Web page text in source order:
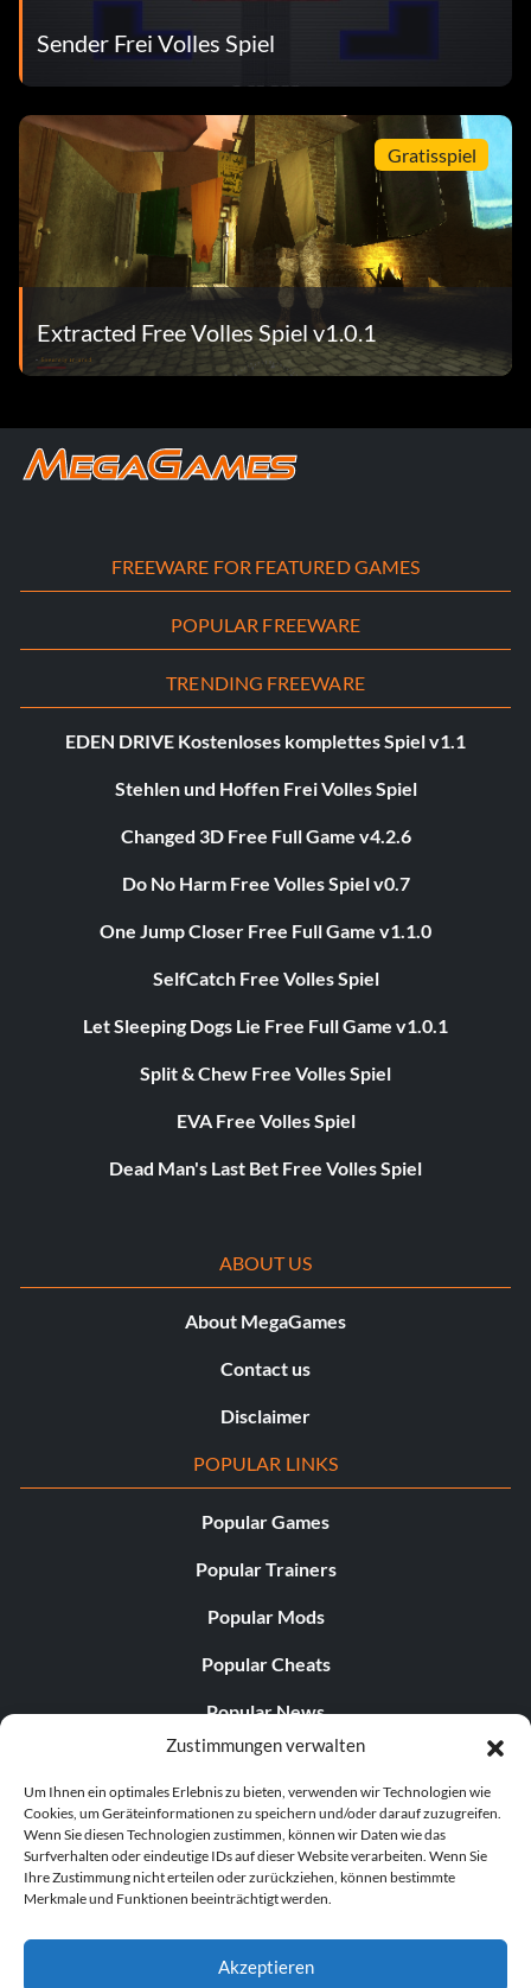
Zustimmungen verwalten
Um Ihnen ein optimales Erlebnis zu bieten, verwenden wir Technologien wie
Cookies, um Geräteinformationen zu speichern und/oder darauf zuzugreifen.
Wenn Sie diesen Technologien zustimmen, können wir Daten wie das
Surfverhalten oder eindeutige IDs auf dieser Website verarbeiten. Wenn Sie
Ihre Zustimmung nicht erteilen oder zurückziehen, können bestimmte
Merkmale und Funktionen beeinträchtigt werden.
Akzeptieren
Sender Frei Volles Spiel
Gratisspiel
Extracted Free Volles Spiel v1.0.1
FREEWARE FOR FEATURED GAMES
POPULAR FREEWARE
TRENDING FREEWARE
EDEN DRIVE Kostenloses komplettes Spiel v1.1
Stehlen und Hoffen Frei Volles Spiel
Changed 3D Free Full Game v4.2.6
Do No Harm Free Volles Spiel v0.7
One Jump Closer Free Full Game v1.1.0
SelfCatch Free Volles Spiel
Let Sleeping Dogs Lie Free Full Game v1.0.1
Split & Chew Free Volles Spiel
EVA Free Volles Spiel
Dead Man's Last Bet Free Volles Spiel
ABOUT US
About MegaGames
Contact us
Disclaimer
POPULAR LINKS
Popular Games
Popular Trainers
Popular Mods
Popular Cheats
Popular News
Popular Editorials
Popular Free Games
LATEST UPDATES